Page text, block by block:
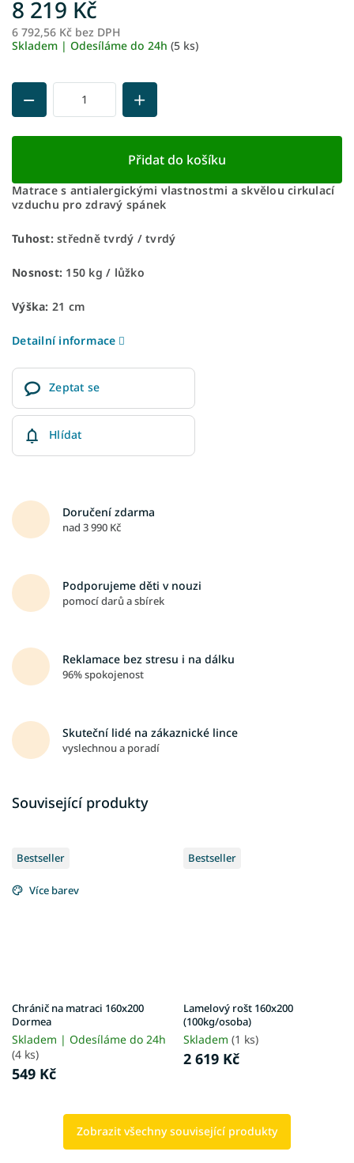
8 219 Kč
6 792,56 Kč bez DPH
Skladem | Odesíláme do 24h (5 ks)
Přidat do košíku
Matrace s antialergickými vlastnostmi a skvělou cirkulací
vzduchu pro zdravý spánek
Tuhost:středně tvrdý / tvrdý
Nosnost: 150 kg / lůžko
Výška: 21 cm
Detailní informace
Zeptat se
Hlídat
Doručení zdarma
nad 3 990 Kč
Podporujeme děti v nouzi
pomocí darů a sbírek
Reklamace bez stresu i na dálku
96% spokojenost
Skuteční lidé na zákaznické lince
vyslechnou a poradí
Související produkty
Bestseller
Více barev
Chránič na matraci 160x200
Dormea
Skladem | Odesíláme do 24h
(4 ks)
549 Kč
Bestseller
Lamelový rošt 160x200
(100kg/osoba)
Skladem (1 ks)
2 619 Kč
Zobrazit všechny související produkty